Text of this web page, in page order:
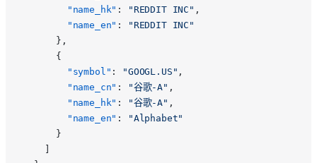
        "name_hk"
: "REDDIT INC" ,
        "name_en"
:
"REDDIT INC"
      },
      {
        "symbol"
: "GOOGL.US" ,
        "name_cn"
: "谷歌-A" ,
        "name_hk"
: "谷歌-A" ,
        "name_en"
:
"Alphabet"
      }
    ]